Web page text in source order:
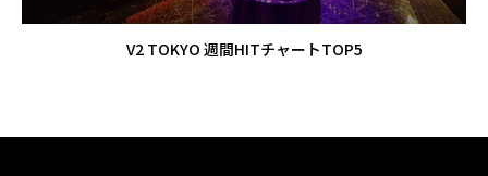
V2 TOKYO 週間HITチャートTOP5